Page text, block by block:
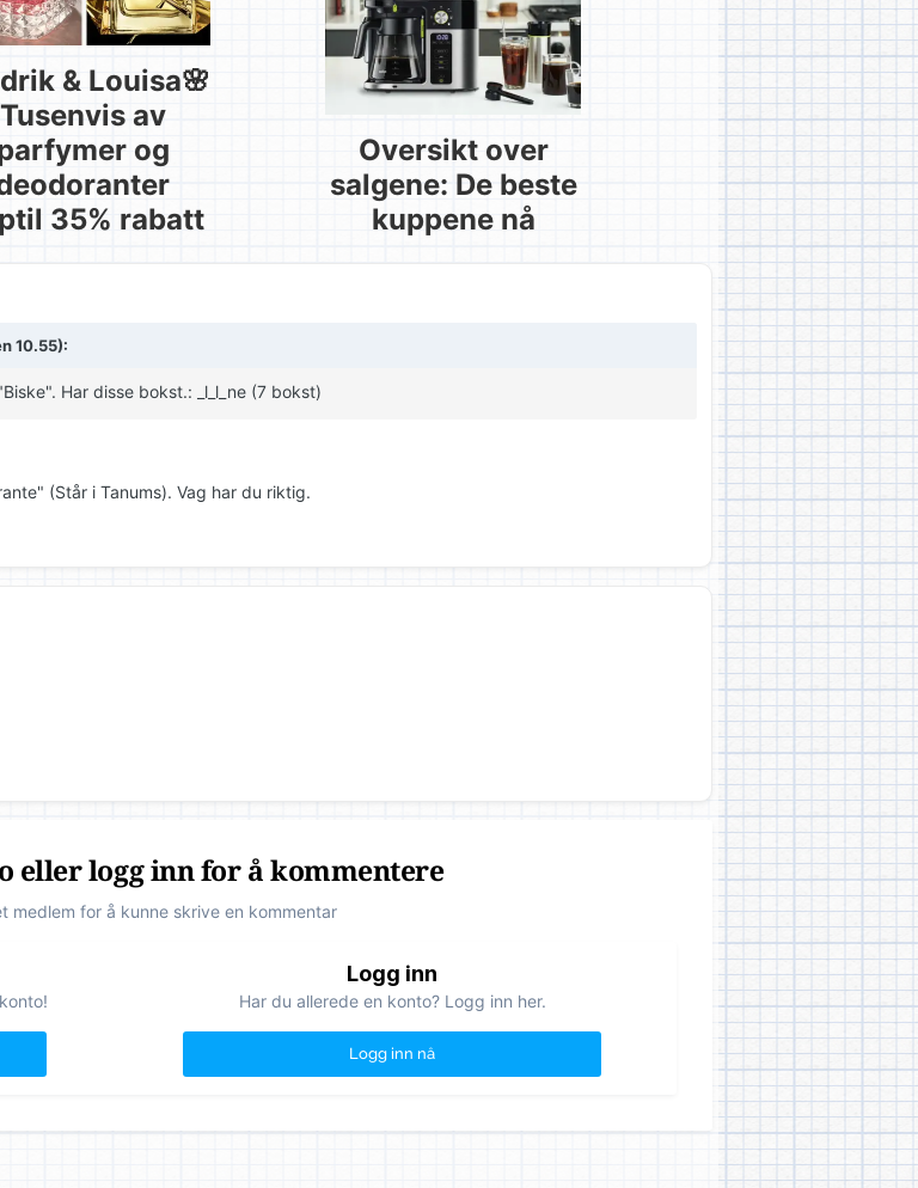
& Louisa🌸
Tusenvis av
og
35% rabatt
Oversikt over
salgene: De beste
kuppene nå
10.55):
Har disse bokst.: _l_l_ne (7 bokst)
(Står i Tanums). Vag har du riktig.
eller logg inn for å kommentere
medlem for å kunne skrive en kommentar
Logg inn
Har du allerede en konto? Logg inn her.
Logg inn nå